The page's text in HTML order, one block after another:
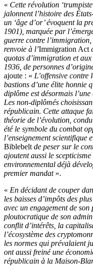
« Cette révolution
jalonnent l’histoire des
un ‘âge d’or’ évoquent la
1901), marquée par
guerre contre
renvoie à l’Immigration Act
quotas d’immigration et
1936, de personnes
ajoute : « L’offensive
bastions d’une élite honnie
diplôme est désormais
Les non-diplômés
républicain. Cette attaque
théorie de l’évolution,
été le symbole du combat
l’enseignement scientifique
Biblebelt de peser sur le
ajoutent aussi le
environnemental déjà
premier mandat».
« En décidant de couper
les baisses d’impôts des
avec un engagement de
ploutocratique de son
conflit d’intérêts, la
l’écosystème des
les normes qui prévalaient
ont aussi freiné une
républicain à la Maison-